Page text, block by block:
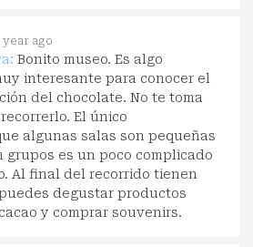
year ago
Bonito museo. Es algo
interesante para conocer el
del chocolate. No te toma
El único
algunas salas son pequeñas
grupos es un poco complicado
Al final del recorrido tienen
degustar productos
y comprar souvenirs.